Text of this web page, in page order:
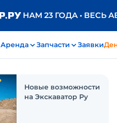
НАМ 23 ГОДА • ВЕСЬ
Аренда Запчасти Заявки
Новые возможности
на Экскаватор Ру